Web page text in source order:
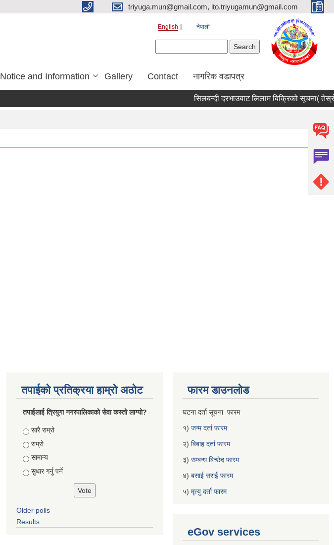
triyuga.mun@gmail.com, ito.triyugamun@gmail.com
English नेपाली
Notice and Information Gallery Contact नागरिक वडापत्र
सिलबन्दी दरभाउबाट लिलाम बिक्रिको सूचना( तेस्रो
तपाईको प्रतिक्रया हाम्रो अठोट
तपाईलाई त्रियुगा नगरपालिकाको सेवा कस्तो लाग्यो?
Choices
सारै राम्रो
राम्रो
सामान्य
सुधार गर्नु पर्ने
Older polls
Results
फारम डाउनलोड
घटना दर्ता सूचना फारम
१) जन्म दर्ता फारम
२) बिबाह दर्ता फारम
३) सम्बन्ध बिच्छेद फारम
४) बसाई सराई फारम
५) मृत्यु दर्ता फारम
eGov services